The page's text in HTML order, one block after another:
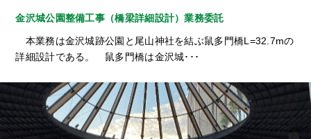
金沢城公園整備工事（橋梁詳細設計）業務委託
本業務は金沢城跡公園と尾山神社を結ぶ鼠多門橋L=32.7mの
詳細設計である。 鼠多門橋は金沢城･･･